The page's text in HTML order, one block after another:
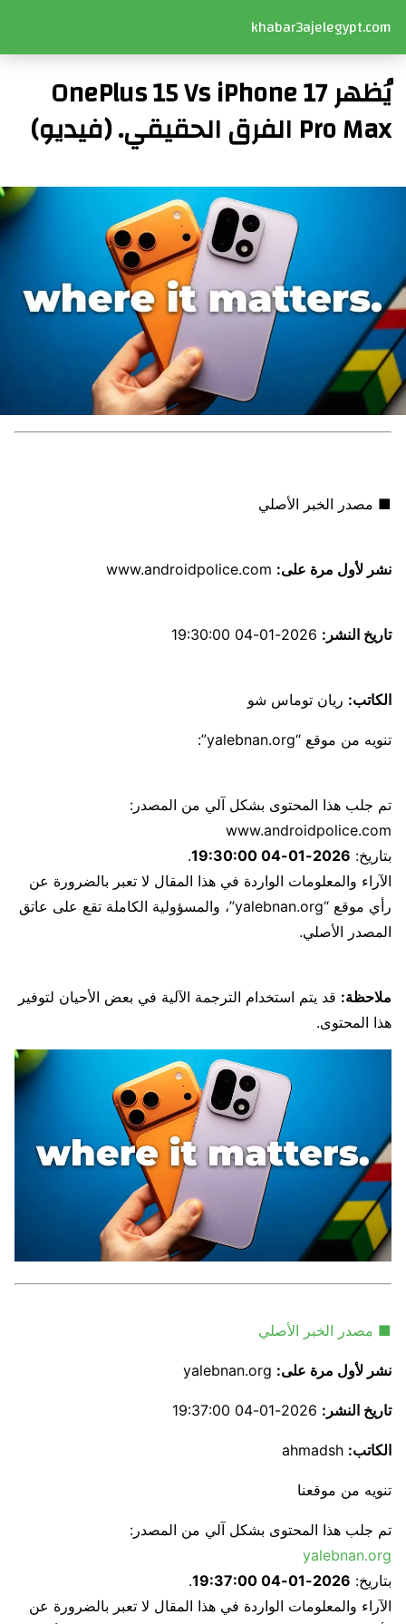
khabar3ajelegypt.com
يُظهر OnePlus 15 Vs iPhone 17
Pro Max الفرق الحقيقي. (فيديو)
■ مصدر الخبر الأصلي
نشر لأول مرة على: www.androidpolice.com
تاريخ النشر: 2026-01-04 19:30:00
الكاتب: ريان توماس شو
تنويه من موقع “yalebnan.org”:
تم جلب هذا المحتوى بشكل آلي من المصدر:
www.androidpolice.com
بتاريخ: 2026-01-04 19:30:00
.
الآراء والمعلومات الواردة في هذا المقال لا تعبر بالضرورة عن
رأي موقع “yalebnan.org”، والمسؤولية الكاملة تقع على عاتق
المصدر الأصلي.
ملاحظة: قد يتم استخدام الترجمة الآلية في بعض الأحيان لتوفير
هذا المحتوى.
■ مصدر الخبر الأصلي
نشر لأول مرة على: yalebnan.org
تاريخ النشر: 2026-01-04 19:37:00
الكاتب: ahmadsh
تنويه من موقعنا
تم جلب هذا المحتوى بشكل آلي من المصدر:
yalebnan.org
بتاريخ: 2026-01-04 19:37:00
.
الآراء والمعلومات الواردة في هذا المقال لا تعبر بالضرورة عن